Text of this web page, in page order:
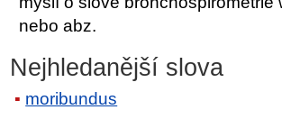
nebo abz.
Nejhledanější slova
moribundus